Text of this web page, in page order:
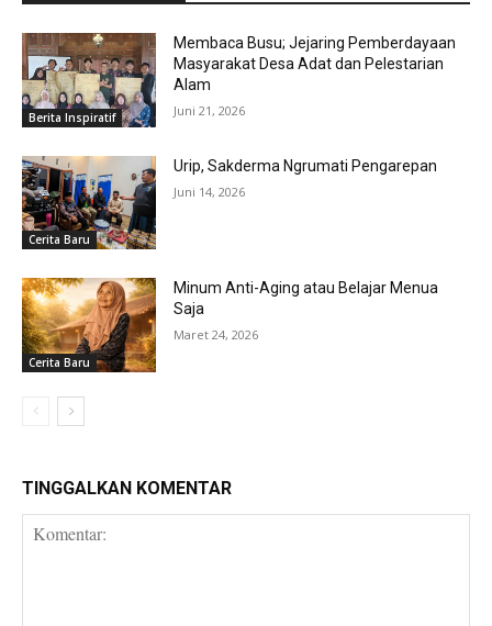
Berita Inspiratif
Membaca Busu; Jejaring Pemberdayaan
Masyarakat Desa Adat dan Pelestarian
Alam
Juni 21, 2026
Cerita Baru
Urip, Sakderma Ngrumati Pengarepan
Juni 14, 2026
Cerita Baru
Minum Anti-Aging atau Belajar Menua
Saja
Maret 24, 2026
TINGGALKAN KOMENTAR